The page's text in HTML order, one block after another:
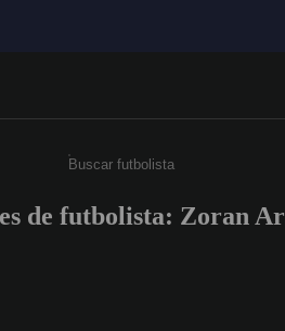
Escribe un mínimo de 3
de futbolista: Zoran